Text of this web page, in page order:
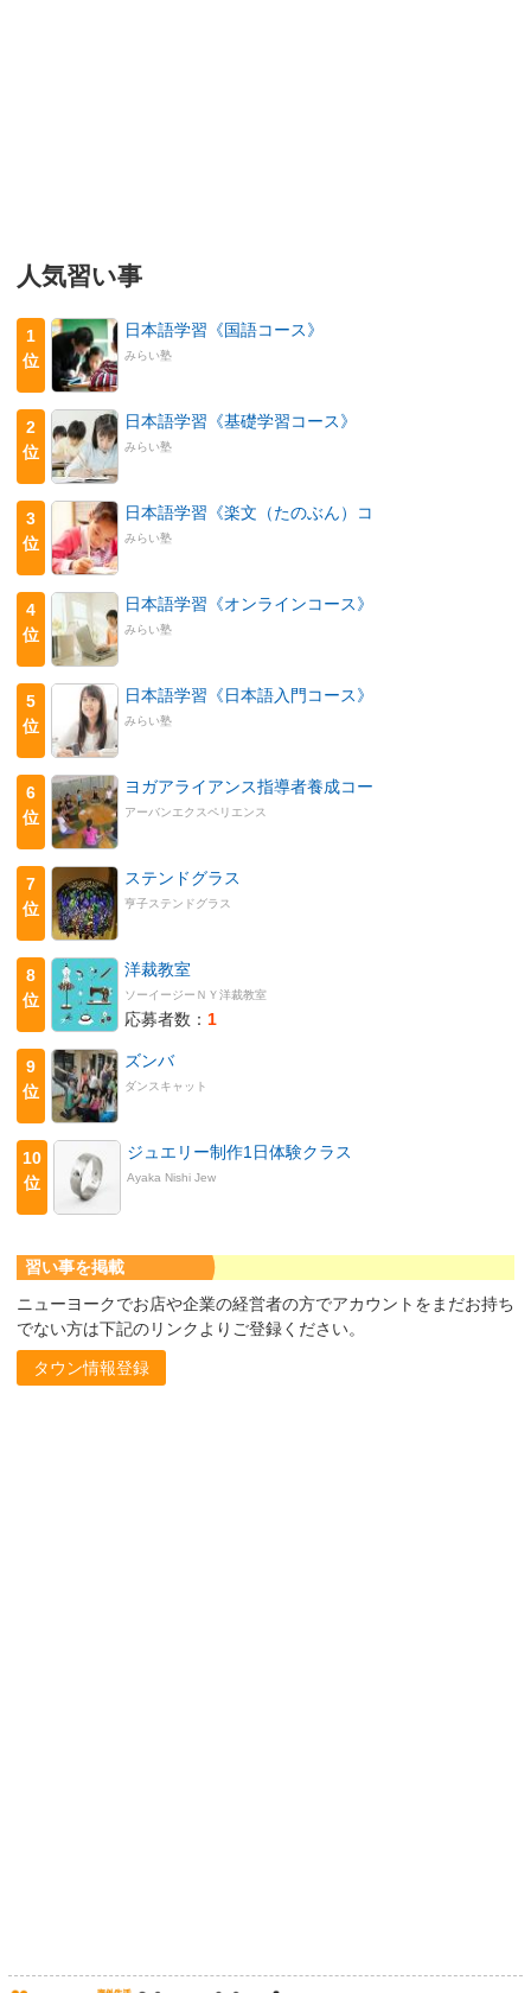
人気習い事
1
位
日本語学習《国語コース》
みらい塾
2
位
日本語学習《基礎学習コース》
みらい塾
3
位
日本語学習《楽文（たのぶん）コ
みらい塾
4
位
日本語学習《オンラインコース》
みらい塾
5
位
日本語学習《日本語入門コース》
みらい塾
6
位
ヨガアライアンス指導者養成コー
アーバンエクスペリエンス
7
位
ステンドグラス
亨子ステンドグラス
8
位
洋裁教室
ソーイージーＮＹ洋裁教室
応募者数： 1
9
位
ズンバ
ダンスキャット
10
位
ジュエリー制作1日体験クラス
Ayaka Nishi Jew
習い事を掲載
ニューヨークでお店や企業の経営者の方でアカウントをまだお持ち
でない方は下記のリンクよりご登録ください。
タウン情報登録